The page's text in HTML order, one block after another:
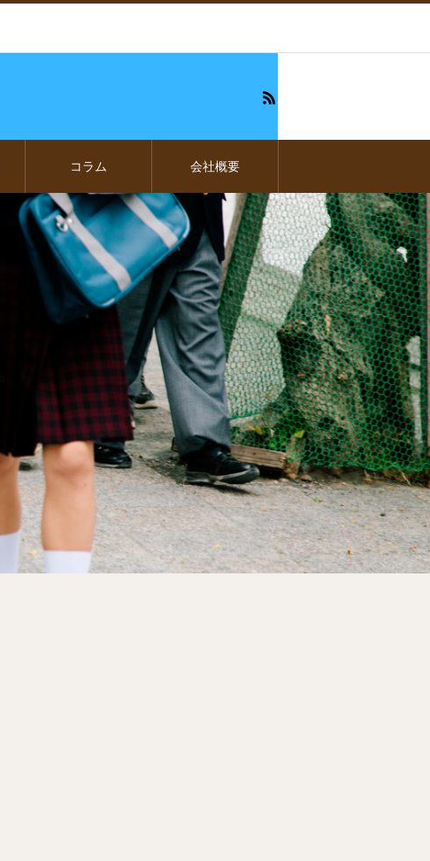
コラム 会社概要